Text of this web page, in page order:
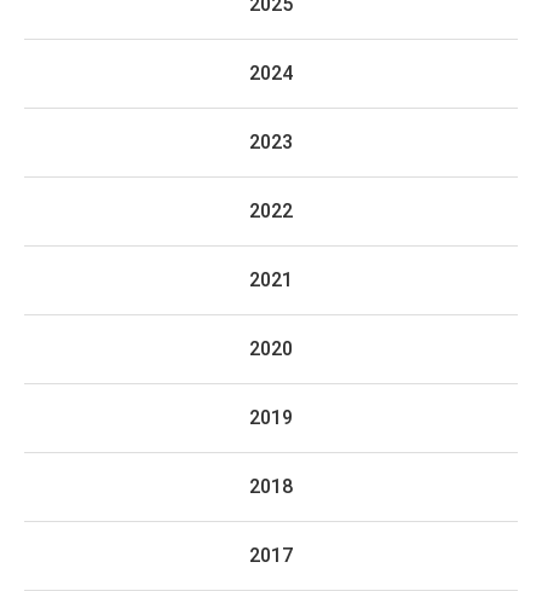
2024
2023
2022
2021
2020
2019
2018
2017